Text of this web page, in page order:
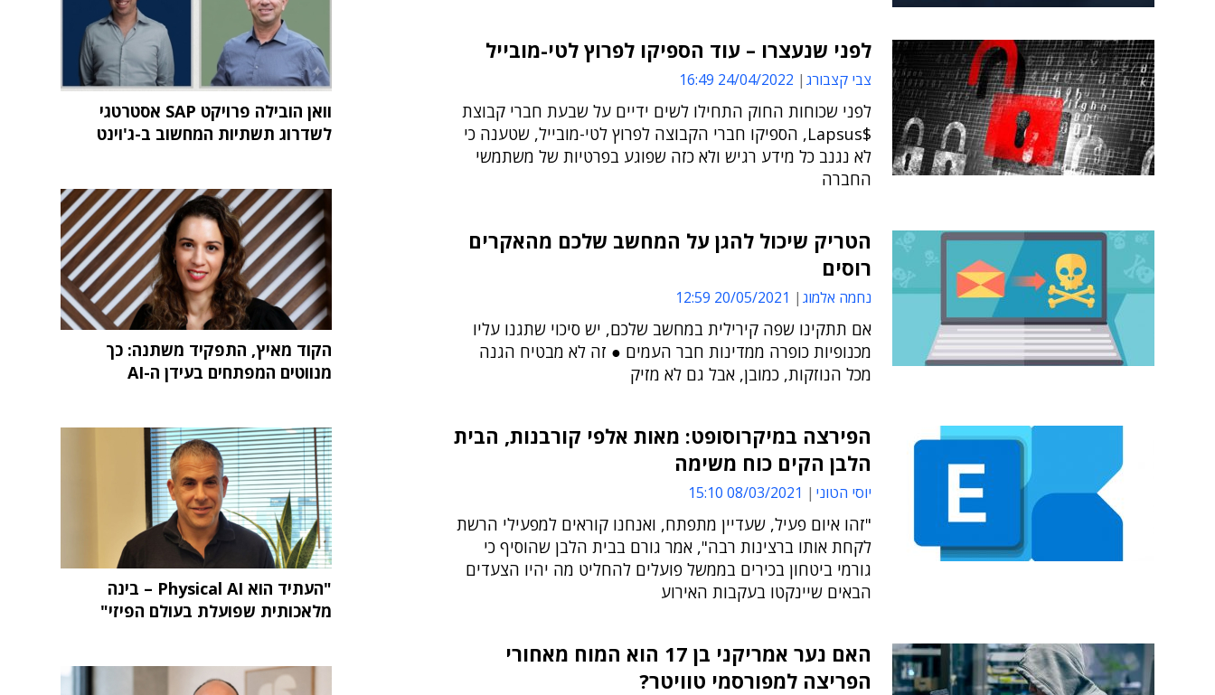
לפני שנעצרו – עוד הספיקו לפרוץ לטי-מובייל
צבי קצבורג 24/04/2022 16:49
לפני שכוחות החוק התחילו לשים ידיים על שבעת חברי קבוצת
$Lapsus, הספיקו חברי הקבוצה לפרוץ לטי-מובייל, שטענה כי
לא נגנב כל מידע רגיש ולא כזה שפוגע בפרטיות של משתמשי
החברה
הטריק שיכול להגן על המחשב שלכם מהאקרים
רוסים
נחמה אלמוג 20/05/2021 12:59
אם תתקינו שפה קירילית במחשב שלכם, יש סיכוי שתגנו עליו
מכנופיות כופרה ממדינות חבר העמים ● זה לא מבטיח הגנה
מכל הנוזקות, כמובן, אבל גם לא מזיק
הפירצה במיקרוסופט: מאות אלפי קורבנות, הבית
הלבן הקים כוח משימה
יוסי הטוני 08/03/2021 15:10
"זהו איום פעיל, שעדיין מתפתח, ואנחנו קוראים למפעילי הרשת
לקחת אותו ברצינות רבה", אמר גורם בבית הלבן שהוסיף כי
גורמי ביטחון בכירים בממשל פועלים להחליט מה יהיו הצעדים
הבאים שיינקטו בעקבות האירוע
האם נער אמריקני בן 17 הוא המוח מאחורי
הפריצה למפורסמי טוויטר?
וואן הובילה פרויקט SAP אסטרטגי
לשדרוג תשתיות המחשוב ב-ג'וינט
הקוד מאיץ, התפקיד משתנה: כך
מנווטים המפתחים בעידן ה-AI
"העתיד הוא Physical AI – בינה
מלאכותית שפועלת בעולם הפיזי"